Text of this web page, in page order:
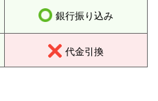
銀行振り込み
代金引換